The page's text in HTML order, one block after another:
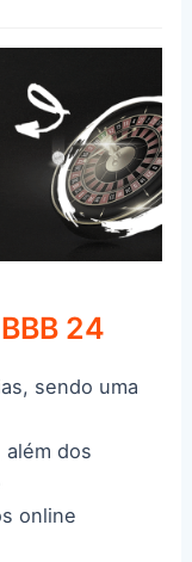
24
sendo uma
além dos
online